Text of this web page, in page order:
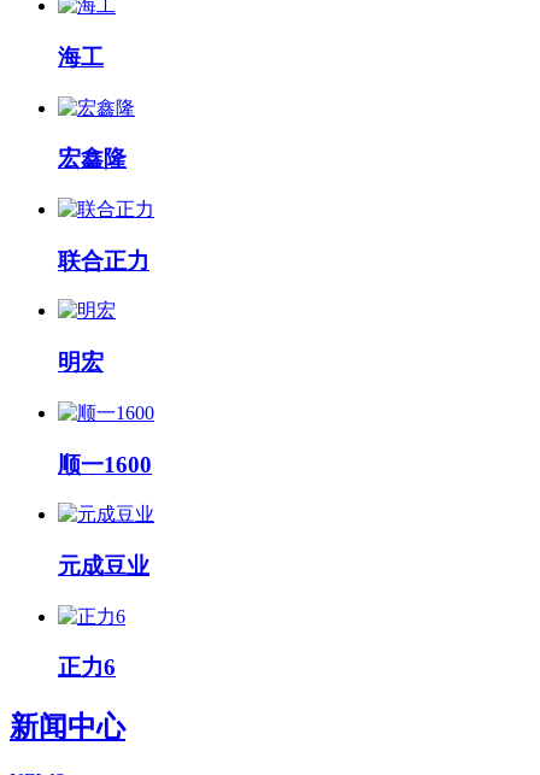
海工
宏鑫隆
联合正力
明宏
顺一1600
元成豆业
正力6
新闻中心